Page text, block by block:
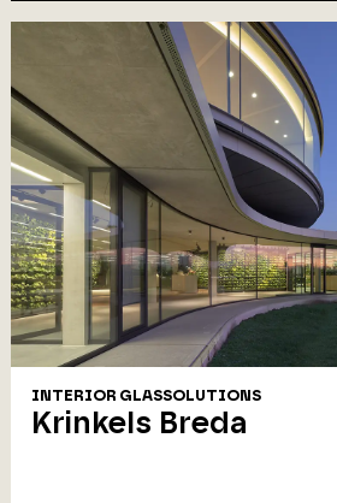
INTERIOR GLASSOLUTIONS
Krinkels Breda